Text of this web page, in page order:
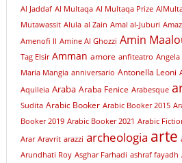
Al Jaddaf Al Multaqa Al Multaqa Prize
Mutawassit Alula al Zain Amal al-Juburi
Amenofi II Amine Al Ghozzi Amin
Tag Elsir Amman amore anfiteatro Angela
Maria Mangia anniversario Antonella Leoni
Aquileia Araba Araba Fenice Arabesque
Sudita Arabic Booker Arabic Booker 2015
Booker 2019 Arabic Booker 2021 Arabic
Arar Aravrit arazzi archeologia arte
Arundhati Roy Asghar Farhadi ashraf fayadh